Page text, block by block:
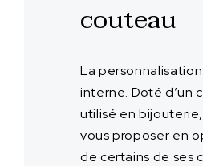
couteau
La
interne. Doté d’un
utilisé en
vous proposer en
de certains de ses